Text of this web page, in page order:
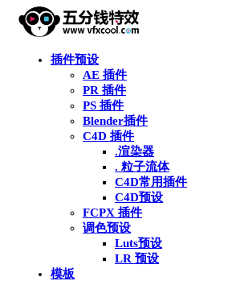
插件预设
AE 插件
PR 插件
PS 插件
Blender插件
C4D 插件
.渲染器
. 粒子流体
C4D常用插件
C4D预设
FCPX 插件
调色预设
Luts预设
LR 预设
模板